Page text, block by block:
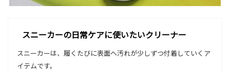
スニーカーの日常ケアに使いたいクリーナー
スニーカーは、履くたびに表面へ汚れが少しずつ付着していくア
イテムです。